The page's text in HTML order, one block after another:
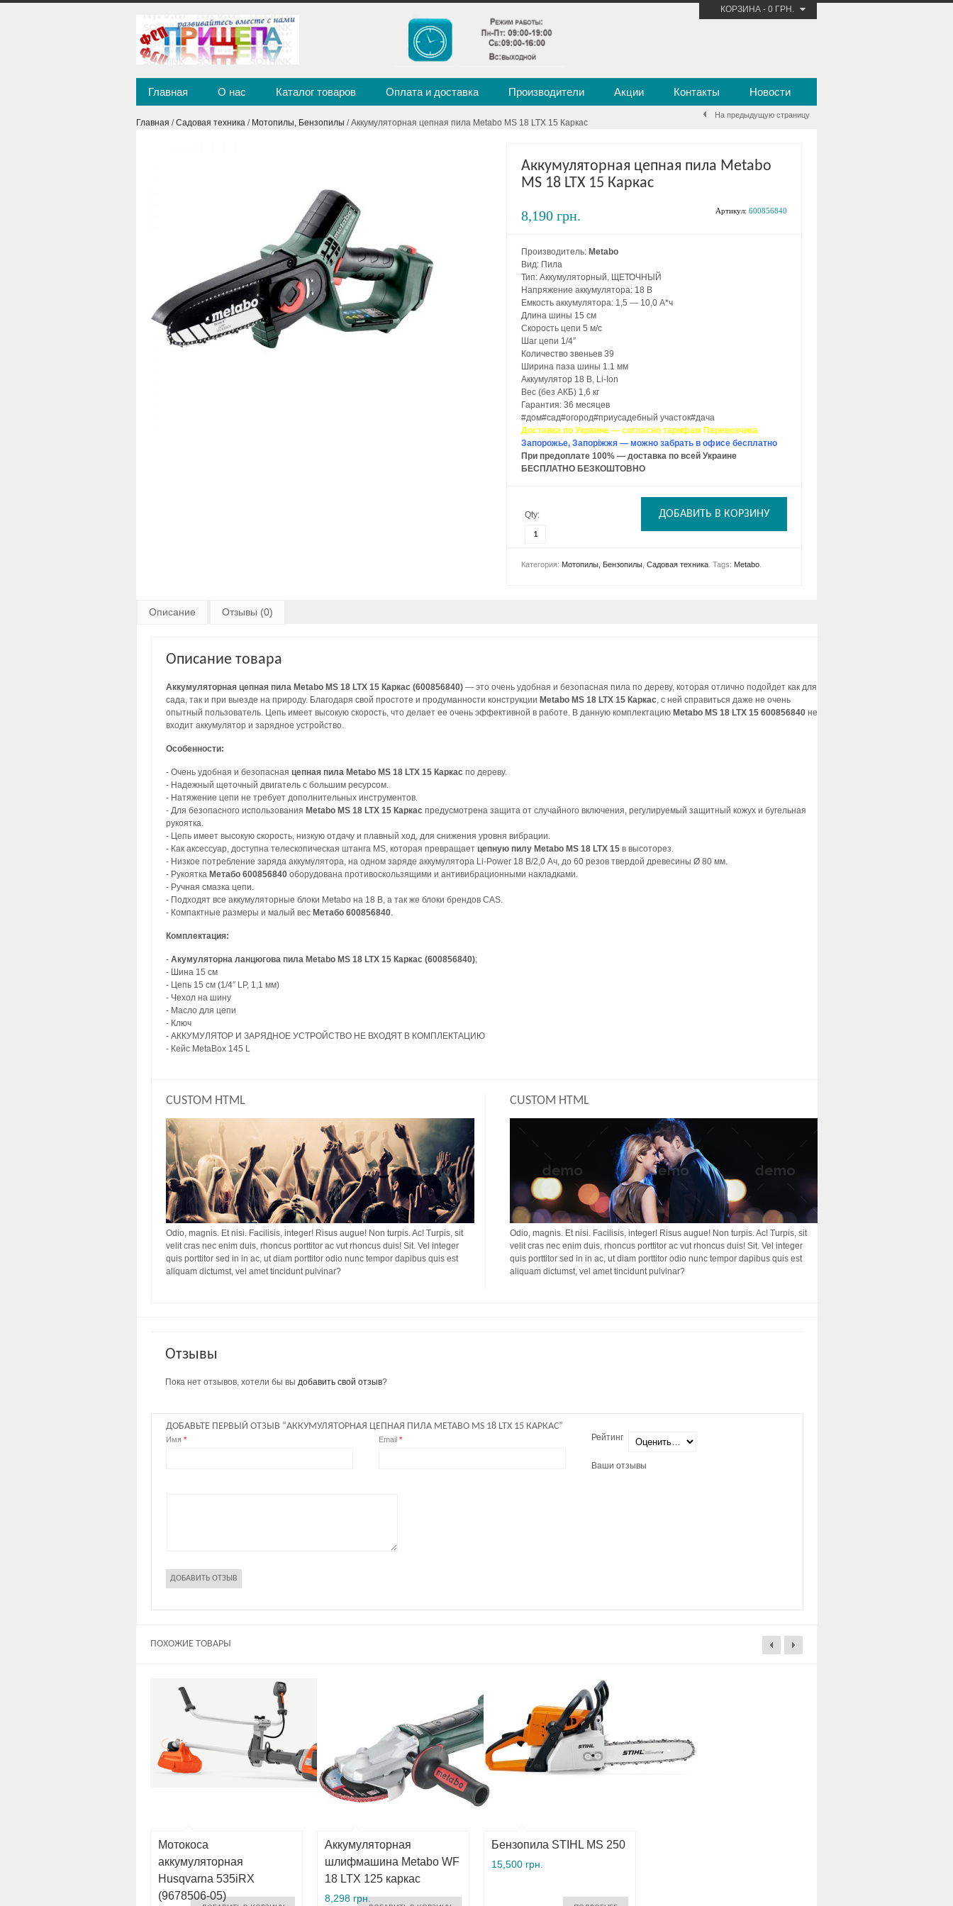
КОРЗИНА - 0 ГРН.
Главная О нас Каталог товаров Оплата и доставка Производители Акции Контакты Новости
Главная /Садовая техника / Мотопилы, Бензопилы / Аккумуляторная цепная пила Metabo MS 18 LTX 15 Каркас
На предыдущую страницу
Аккумуляторная цепная пила Metabo
MS 18 LTX 15 Каркас
8,190 грн. Артикул: 600856840
Производитель: Metabo
Вид: Пила
Тип: Аккумуляторный, ЩЕТОЧНЫЙ
Напряжение аккумулятора: 18 В
Емкость аккумулятора: 1,5 — 10,0 А*ч
Длина шины 15 см
Скорость цепи 5 м/с
Шаг цепи 1/4″
Количество звеньев 39
Ширина паза шины 1.1 мм
Аккумулятор 18 В, Li-Ion
Вес (без АКБ) 1,6 кг
Гарантия: 36 месяцев
#дом#сад#огород#приусадебный участок#дача
Доставка по Украине — согласно тарифам Перевозчика
Запорожье, Запоріжжя — можно забрать в офисе бесплатно
При предоплате 100% — доставка по всей Украине
БЕСПЛАТНО БЕЗКОШТОВНО
Qty: ДОБАВИТЬ В КОРЗИНУ
Категория: Мотопилы, Бензопилы Садовая техника Tags: Metabo
Описание Отзывы (0)
Описание товара
Аккумуляторная цепная пила Metabo MS 18 LTX 15 Каркас (600856840) — это очень удобная и безопасная пила по дереву, которая отлично подойдет как для
сада, так и при выезде на природу. Благодаря свой простоте и продуманности конструкции Metabo MS 18 LTX 15 Каркас, с ней справиться даже не очень
опытный пользователь. Цепь имеет высокую скорость, что делает ее очень эффективной в работе. В данную комплектацию Metabo MS 18 LTX 15 600856840 не
входит аккумулятор и зарядное устройство.
Особенности:
- Очень удобная и безопасная цепная пила Metabo MS 18 LTX 15 Каркас по дереву.
- Надежный щеточный двигатель с большим ресурсом.
- Натяжение цепи не требует дополнительных инструментов.
- Для безопасного использования Metabo MS 18 LTX 15 Каркас предусмотрена защита от случайного включения, регулируемый защитный кожух и бугельная
рукоятка.
- Цепь имеет высокую скорость, низкую отдачу и плавный ход, для снижения уровня вибрации.
- Как аксессуар, доступна телескопическая штанга MS, которая превращает цепную пилу Metabo MS 18 LTX 15 в высоторез.
- Низкое потребление заряда аккумулятора, на одном заряде аккумулятора Li-Power 18 В/2,0 Ач, до 60 резов твердой древесины Ø 80 мм.
- Рукоятка Метабо 600856840 оборудована противоскользящими и антивибрационными накладками.
- Ручная смазка цепи.
- Подходят все аккумуляторные блоки Metabo на 18 В, а так же блоки брендов CAS.
- Компактные размеры и малый вес Метабо 600856840.
Комплектация:
- Акумуляторна ланцюгова пила Metabo MS 18 LTX 15 Каркас (600856840);
- Шина 15 см
- Цепь 15 см (1/4″ LP, 1,1 мм)
- Чехол на шину
- Масло для цепи
- Ключ
- АККУМУЛЯТОР И ЗАРЯДНОЕ УСТРОЙСТВО НЕ ВХОДЯТ В КОМПЛЕКТАЦИЮ
- Кейс MetaBox 145 L
CUSTOM HTML
Odio, magnis. Et nisi. Facilisis, integer! Risus augue! Non turpis. Ac! Turpis, sit
velit cras nec enim duis, rhoncus porttitor ac vut rhoncus duis! Sit. Vel integer
quis porttitor sed in in ac, ut diam porttitor odio nunc tempor dapibus quis est
aliquam dictumst, vel amet tincidunt pulvinar?
CUSTOM HTML
Odio, magnis. Et nisi. Facilisis, integer! Risus augue! Non turpis. Ac! Turpis, sit
velit cras nec enim duis, rhoncus porttitor ac vut rhoncus duis! Sit. Vel integer
quis porttitor sed in in ac, ut diam porttitor odio nunc tempor dapibus quis est
aliquam dictumst, vel amet tincidunt pulvinar?
Отзывы
Пока нет отзывов, хотели бы вы добавить свой отзыв?
ДОБАВЬТЕ ПЕРВЫЙ ОТЗЫВ “АККУМУЛЯТОРНАЯ ЦЕПНАЯ ПИЛА METABO MS 18 LTX 15 КАРКАС”
Имя * Email * Рейтинг
Ваши отзывы
ПОХОЖИЕ ТОВАРЫ
Мотокоса
аккумуляторная
Husqvarna 535iRX
(9678506-05)
Аккумуляторная
шлифмашина Metabo WF
18 LTX 125 каркас
8,298 грн.
Бензопила STIHL MS 250
15,500 грн.